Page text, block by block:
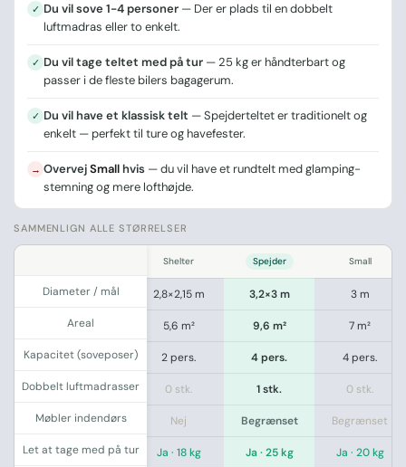
✓ Du vil sove 1-4 personer — Der er plads til en dobbelt
luftmadras eller to enkelt.
✓ Du vil tage teltet med på tur — 25 kg er håndterbart og
passer i de fleste bilers bagagerum.
✓ Du vil have et klassisk telt — Spejderteltet er traditionelt og
enkelt — perfekt til ture og havefester.
→ OvervejSmallhvis — du vil have et rundtelt med glamping-
stemning og mere lofthøjde.
SAMMENLIGN ALLE STØRRELSER
Diameter / mål
Areal
Kapacitet (soveposer)
Dobbelt luftmadrasser
Møbler indendørs
Let at tage med på tur
Shelter Spejder Small
2,8×2,15 m 3,2×3 m 3 m
5,6 m² 9,6 m² 7 m²
2 pers. 4 pers. 4 pers.
0 stk. 1 stk. 0 stk.
Nej Begrænset Begrænset
Ja · 18 kg Ja · 25 kg Ja · 20 kg